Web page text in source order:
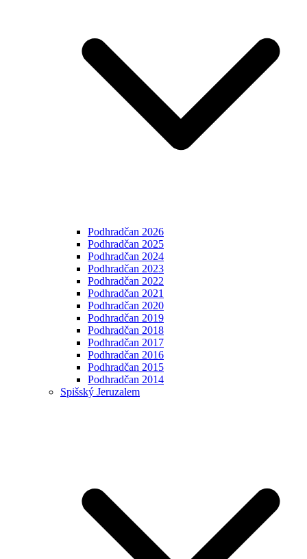
Podhradčan 2026
Podhradčan 2025
Podhradčan 2024
Podhradčan 2023
Podhradčan 2022
Podhradčan 2021
Podhradčan 2020
Podhradčan 2019
Podhradčan 2018
Podhradčan 2017
Podhradčan 2016
Podhradčan 2015
Podhradčan 2014
Spišský Jeruzalem